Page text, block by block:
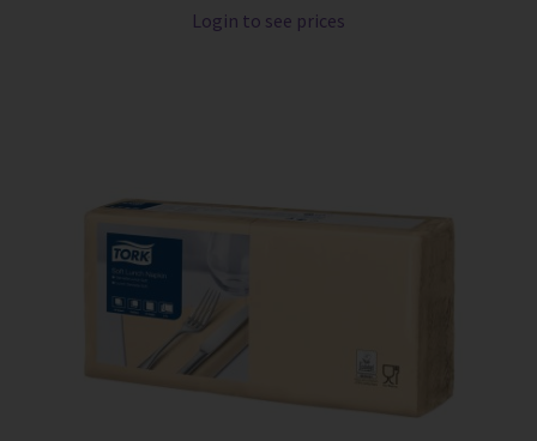
Login to see prices